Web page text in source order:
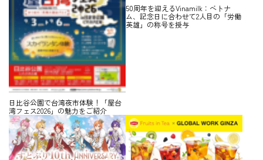
日比谷公園で台湾夜市体験！「屋台
湾フェス2026」の魅力をご紹介
50周年を迎えるVinamilk：ベトナ
ム、記念日に合わせて2人目の「労働
英雄」の称号を授与